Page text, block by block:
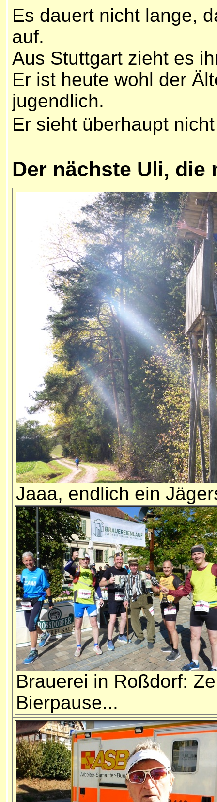
Es dauert nicht lange,
auf.
Aus Stuttgart zieht es
Er ist heute wohl der
jugendlich.
Er sieht überhaupt
Der nächste Uli, die
Jaaa, endlich ein
Brauerei in Roßdorf:
Bierpause...